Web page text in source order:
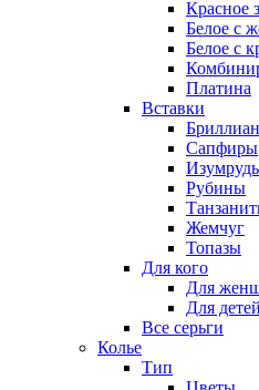
Красное
Белое с
Белое с
Платина
Вставки
Сапфиры
Рубины
Жемчуг
Топазы
Для кого
Для
Для детей
Все серьги
Колье
Тип